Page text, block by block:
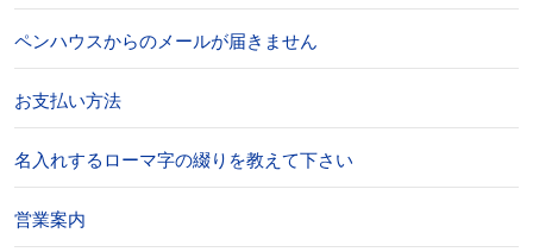
ペンハウスからのメールが届きません
お支払い方法
名入れするローマ字の綴りを教えて下さい
営業案内